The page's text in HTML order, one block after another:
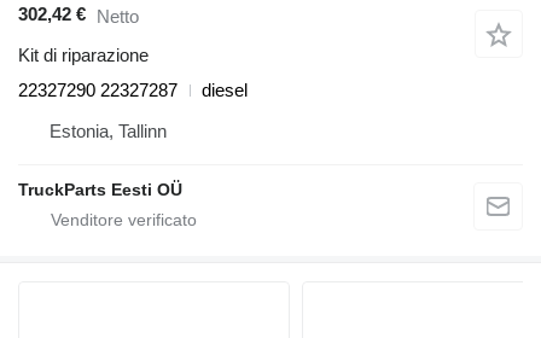
302,42 € Netto
Kit di riparazione
22327290 22327287
diesel
Estonia, Tallinn
TruckParts Eesti OÜ